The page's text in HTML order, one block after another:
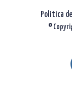
Politica
©